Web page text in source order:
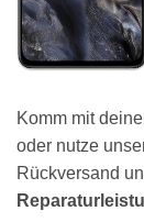
Komm mit
oder nutze
Rückversand